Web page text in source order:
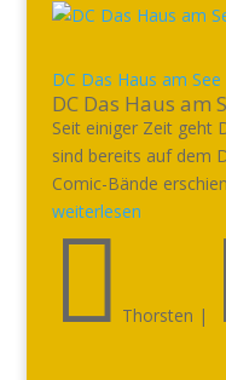
DC Das Haus am See
DC Das Haus am
Seit einiger Zeit geht
sind bereits auf dem
Comic-Bände
weiterlesen
 Thorsten |